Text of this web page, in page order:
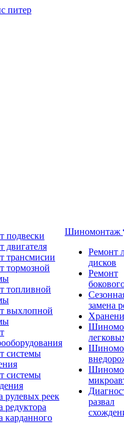
питер
подвески
двигателя
трансмисии
тормозной
топливной
выхлопной
системы
системы
рулевых реек
редуктора
карданного
Шиномонтаж
Ремонт
дисков
Ремонт
замена
развал